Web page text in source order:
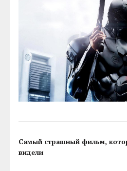
Самый страшный фильм,
видели